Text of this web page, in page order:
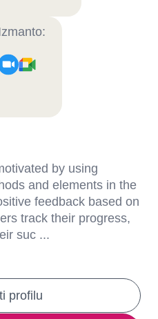
by using
and elements in the
feedback based on
track their progress,
suc ...
profilu